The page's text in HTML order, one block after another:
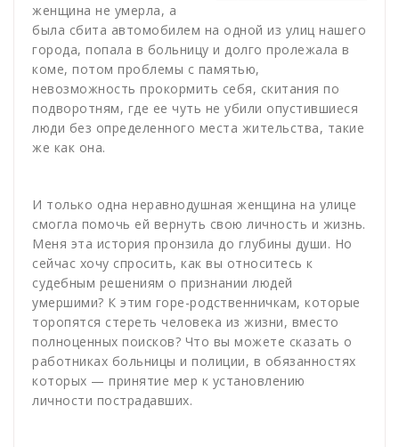
женщина не умерла, а
была сбита автомобилем на одной из улиц нашего
города, попала в больницу и долго пролежала в
коме, потом проблемы с памятью,
невозможность прокормить себя, скитания по
подворотням, где ее чуть не убили опустившиеся
люди без определенного места жительства, такие
же как она.
И только одна неравнодушная женщина на улице
смогла помочь ей вернуть свою личность и жизнь.
Меня эта история пронзила до глубины души. Но
сейчас хочу спросить, как вы относитесь к
судебным решениям о признании людей
умершими? К этим горе-родственничкам, которые
торопятся стереть человека из жизни, вместо
полноценных поисков? Что вы можете сказать о
работниках больницы и полиции, в обязанностях
которых — принятие мер к установлению
личности пострадавших.